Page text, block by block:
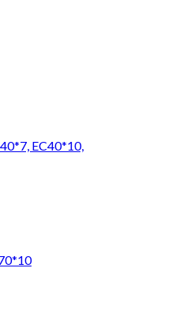
EC40*10,